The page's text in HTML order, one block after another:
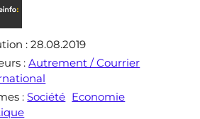
: 28.08.2019
:Autrement / Courrier
:Société Economie